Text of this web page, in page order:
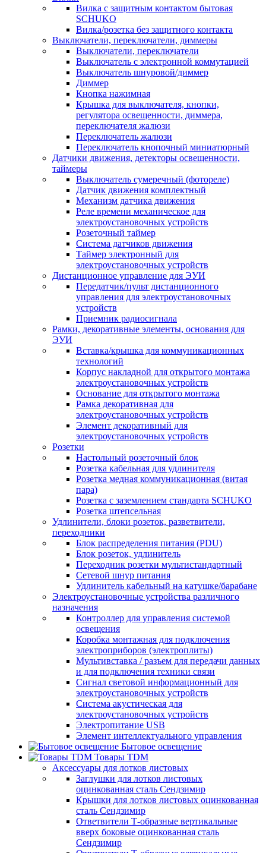
Вилка с защитным контактом бытовая
SCHUKO
Вилка/розетка без защитного контакта
Выключатели, переключатели, диммеры
Выключатели, переключатели
Выключатель с электронной коммутацией
Выключатель шнуровой/диммер
Диммер
Кнопка нажимная
Крышка для выключателя, кнопки,
регулятора освещенности, диммера,
переключателя жалюзи
Переключатель жалюзи
Переключатель кнопочный миниатюрный
Датчики движения, детекторы освещенности,
таймеры
Выключатель сумеречный (фотореле)
Датчик движения комплектный
Механизм датчика движения
Реле времени механическое для
электроустановочных устройств
Розеточный таймер
Система датчиков движения
Таймер электронный для
электроустановочных устройств
Дистанционное управление для ЭУИ
Передатчик/пульт дистанционного
управления для электроустановочных
устройств
Приемник радиосигнала
Рамки, декоративные элементы, основания для
ЭУИ
Вставка/крышка для коммуникационных
технологий
Корпус накладной для открытого монтажа
электроустановочных устройств
Основание для открытого монтажа
Рамка декоративная для
электроустановочных устройств
Элемент декоративный для
электроустановочных устройств
Розетки
Настольный розеточный блок
Розетка кабельная для удлинителя
Розетка медная коммуникационная (витая
пара)
Розетка с заземлением стандарта SCHUKO
Розетка штепсельная
Удлинители, блоки розеток, разветвители,
переходники
Блок распределения питания (PDU)
Блок розеток, удлинитель
Переходник розетки мультистандартный
Сетевой шнур питания
Удлинитель кабельный на катушке/барабане
Электроустановочные устройства различного
назначения
Контроллер для управления системой
освещения
Коробка монтажная для подключения
электроприборов (электроплиты)
Мультивставка / разъем для передачи данных
и для подключения техники связи
Сигнал световой информационный для
электроустановочных устройств
Система акустическая для
электроустановочных устройств
Электропитание USB
Элемент интеллектуального управления
Бытовое освещение
Товары TDM
Аксессуары для лотков листовых
Заглушки для лотков листовых
оцинкованная сталь Сендзимир
Крышки для лотков листовых оцинкованная
сталь Сендзимир
Ответвители Т-образные вертикальные
вверх боковые оцинкованная сталь
Сендзимир